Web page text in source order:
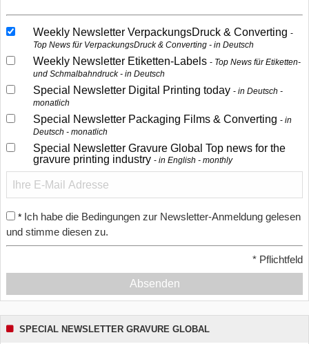
Weekly Newsletter VerpackungsDruck & Converting
Top News für VerpackungsDruck & Converting - in Deutsch
Weekly Newsletter Etiketten-Labels
Top News für Etiketten-
und Schmalbahndruck - in Deutsch
Special Newsletter Digital Printing today
in Deutsch -
monatlich
Special Newsletter Packaging Films & Converting
in
Deutsch - monatlich
Special Newsletter Gravure Global Top news for the
gravure printing industry
in English - monthly
* Ich habe die Bedingungen zur Newsletter-Anmeldung gelesen
und stimme diesen zu.
* Pflichtfeld
Absenden
SPECIAL NEWSLETTER GRAVURE GLOBAL